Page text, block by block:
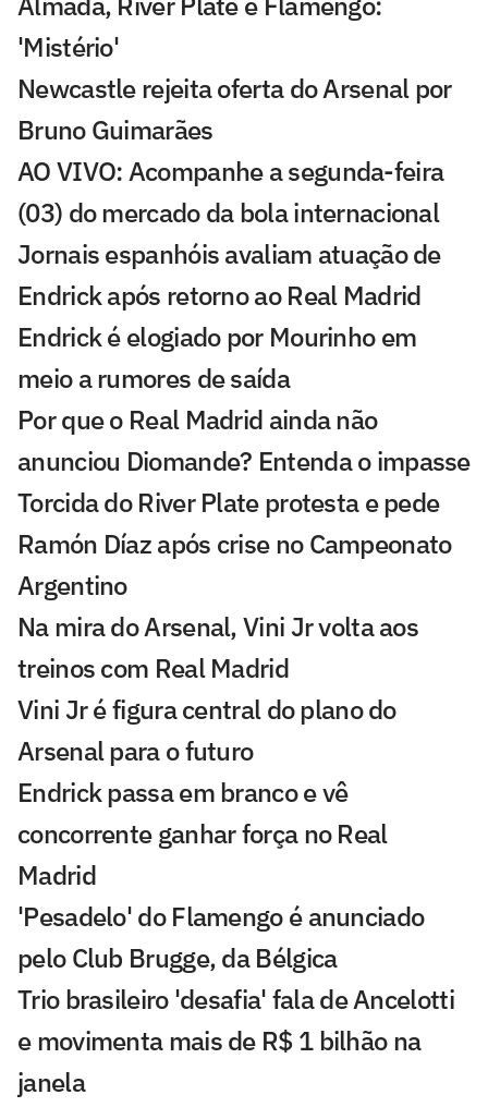
'Mistério'
Newcastle rejeita oferta do Arsenal por
Bruno Guimarães
AO VIVO: Acompanhe a segunda-feira
(03) do mercado da bola internacional
Jornais espanhóis avaliam atuação de
Endrick após retorno ao Real Madrid
Endrick é elogiado por Mourinho em
meio a rumores de saída
Por que o Real Madrid ainda não
anunciou Diomande? Entenda o impasse
Torcida do River Plate protesta e pede
Ramón Díaz após crise no Campeonato
Argentino
Na mira do Arsenal, Vini Jr volta aos
treinos com Real Madrid
Vini Jr é figura central do plano do
Arsenal para o futuro
Endrick passa em branco e vê
concorrente ganhar força no Real
Madrid
'Pesadelo' do Flamengo é anunciado
pelo Club Brugge, da Bélgica
Trio brasileiro 'desafia' fala de Ancelotti
e movimenta mais de R$ 1 bilhão na
janela